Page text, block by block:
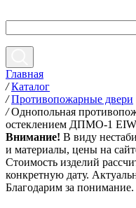
Главная
/ Каталог
/ Противопожарные двери
/ Однопольная
остеклением ДПМО-1
Внимание! В виду
и материалы, цены на
Стоимость изделий
конкретную дату.
Благодарим за понимание.